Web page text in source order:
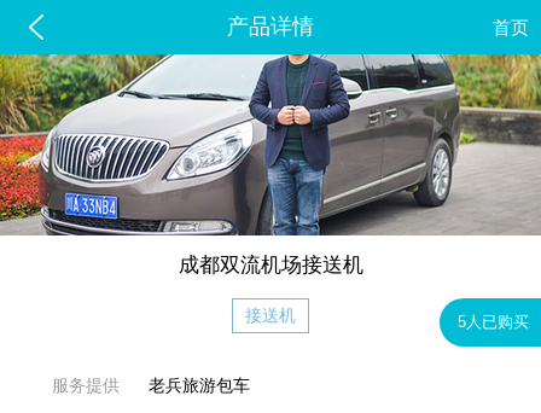
产品详情 首页
成都双流机场接送机
接送机 5人已购买
服务提供 老兵旅游包车